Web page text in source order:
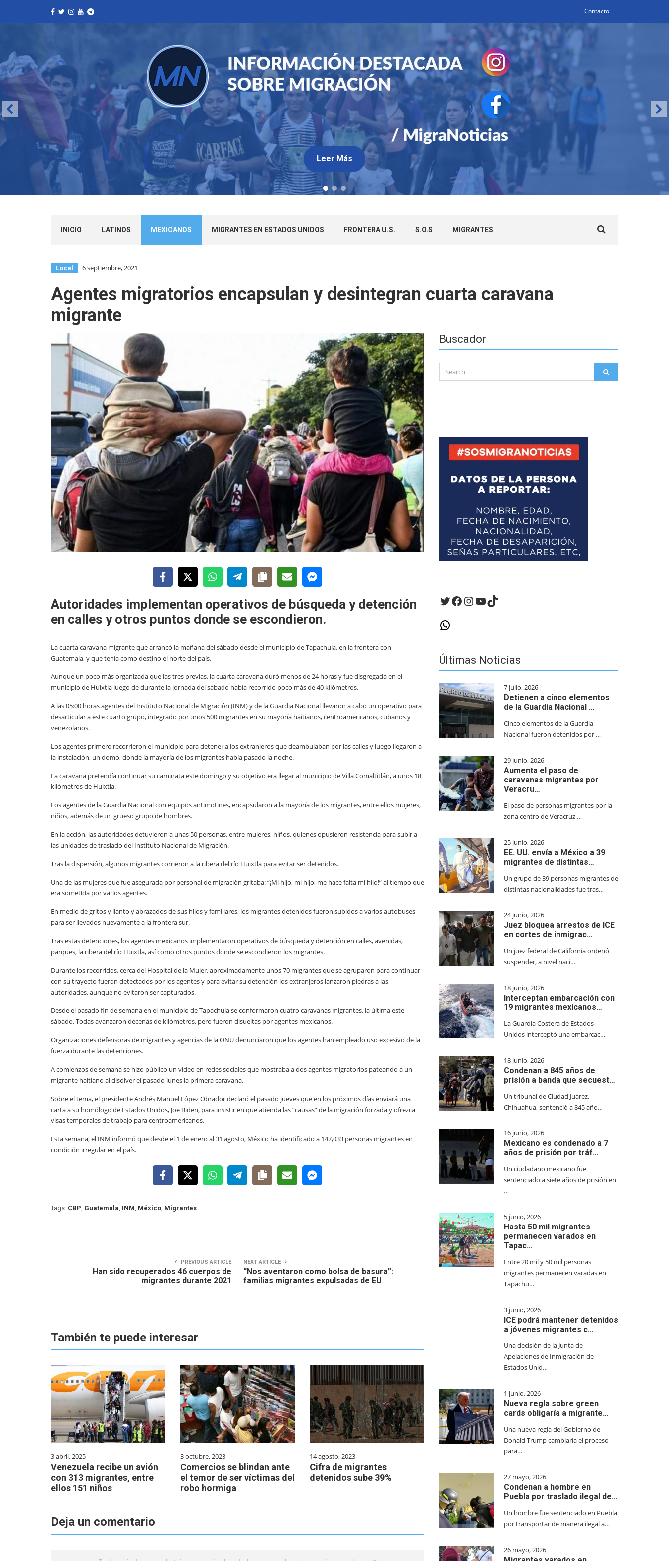
Contacto
Leer Más
INICIO LATINOS MEXICANOS MIGRANTES EN ESTADOS UNIDOS FRONTERA U.S. S.O.S MIGRANTES
for:
Local 6 septiembre, 2021
Agentes migratorios encapsulan y desintegran cuarta caravana
migrante
Autoridades implementan operativos de búsqueda y detención
en calles y otros puntos donde se escondieron.
La cuarta caravana migrante que arrancó la mañana del sábado desde el municipio de Tapachula, en la frontera con
Guatemala, y que tenía como destino el norte del país.
Aunque un poco más organizada que las tres previas, la cuarta caravana duró menos de 24 horas y fue disgregada en el
municipio de Huixtla luego de durante la jornada del sábado había recorrido poco más de 40 kilómetros.
A las 05:00 horas agentes del Instituto Nacional de Migración (INM) y de la Guardia Nacional llevaron a cabo un operativo para
desarticular a este cuarto grupo, integrado por unos 500 migrantes en su mayoría haitianos, centroamericanos, cubanos y
venezolanos.
Los agentes primero recorrieron el municipio para detener a los extranjeros que deambulaban por las calles y luego llegaron a
la instalación, un domo, donde la mayoría de los migrantes había pasado la noche.
La caravana pretendía continuar su caminata este domingo y su objetivo era llegar al municipio de Villa Comaltitlán, a unos 18
kilómetros de Huixtla.
Los agentes de la Guardia Nacional con equipos antimotines, encapsularon a la mayoría de los migrantes, entre ellos mujeres,
niños, además de un grueso grupo de hombres.
En la acción, las autoridades detuvieron a unas 50 personas, entre mujeres, niños, quienes opusieron resistencia para subir a
las unidades de traslado del Instituto Nacional de Migración.
Tras la dispersión, algunos migrantes corrieron a la ribera del río Huixtla para evitar ser detenidos.
Una de las mujeres que fue asegurada por personal de migración gritaba: “¡Mi hijo, mi hijo, me hace falta mi hijo!” al tiempo que
era sometida por varios agentes.
En medio de gritos y llanto y abrazados de sus hijos y familiares, los migrantes detenidos fueron subidos a varios autobuses
para ser llevados nuevamente a la frontera sur.
Tras estas detenciones, los agentes mexicanos implementaron operativos de búsqueda y detención en calles, avenidas,
parques, la ribera del río Huixtla, así como otros puntos donde se escondieron los migrantes.
Durante los recorridos, cerca del Hospital de la Mujer, aproximadamente unos 70 migrantes que se agruparon para continuar
con su trayecto fueron detectados por los agentes y para evitar su detención los extranjeros lanzaron piedras a las
autoridades, aunque no evitaron ser capturados.
Desde el pasado fin de semana en el municipio de Tapachula se conformaron cuatro caravanas migrantes, la última este
sábado. Todas avanzaron decenas de kilómetros, pero fueron disueltas por agentes mexicanos.
Organizaciones defensoras de migrantes y agencias de la ONU denunciaron que los agentes han empleado uso excesivo de la
fuerza durante las detenciones.
A comienzos de semana se hizo público un video en redes sociales que mostraba a dos agentes migratorios pateando a un
migrante haitiano al disolver el pasado lunes la primera caravana.
Sobre el tema, el presidente Andrés Manuel López Obrador declaró el pasado jueves que en los próximos días enviará una
carta a su homólogo de Estados Unidos, Joe Biden, para insistir en que atienda las “causas” de la migración forzada y ofrezca
visas temporales de trabajo para centroamericanos.
Esta semana, el INM informó que desde el 1 de enero al 31 agosto, México ha identificado a 147,033 personas migrantes en
condición irregular en el país.
Tags: CBP Guatemala INM México Migrantes
PREVIOUS ARTICLE
Han sido recuperados 46 cuerpos de
migrantes durante 2021
NEXT ARTICLE
“Nos aventaron como bolsa de basura”:
familias migrantes expulsadas de EU
También te puede interesar
3 abril, 2025
Venezuela recibe un avión
con 313 migrantes, entre
ellos 151 niños
3 octubre, 2023
Comercios se blindan ante
el temor de ser víctimas del
robo hormiga
14 agosto, 2023
Cifra de migrantes
detenidos sube 39%
Deja un comentario
Buscador
for:
Twitter
Facebook
Instagram
YouTube
TikTok
WhatsApp
Últimas Noticias
7 julio, 2026
Detienen a cinco elementos
de la Guardia Nacional …
Cinco elementos de la Guardia
Nacional fueron detenidos por …
29 junio, 2026
Aumenta el paso de
caravanas migrantes por
Veracru…
El paso de personas migrantes por la
zona centro de Veracruz …
25 junio, 2026
EE. UU. envía a México a 39
migrantes de distintas…
Un grupo de 39 personas migrantes de
distintas nacionalidades fue tras…
24 junio, 2026
Juez bloquea arrestos de ICE
en cortes de inmigrac…
Un juez federal de California ordenó
suspender, a nivel naci…
18 junio, 2026
Interceptan embarcación con
19 migrantes mexicanos…
La Guardia Costera de Estados
Unidos interceptó una embarcac…
18 junio, 2026
Condenan a 845 años de
prisión a banda que secuest…
Un tribunal de Ciudad Juárez,
Chihuahua, sentenció a 845 año…
16 junio, 2026
Mexicano es condenado a 7
años de prisión por tráf…
Un ciudadano mexicano fue
sentenciado a siete años de prisión en
…
5 junio, 2026
Hasta 50 mil migrantes
permanecen varados en
Tapac…
Entre 20 mil y 50 mil personas
migrantes permanecen varadas en
Tapachu…
3 junio, 2026
ICE podrá mantener detenidos
a jóvenes migrantes c…
Una decisión de la Junta de
Apelaciones de Inmigración de
Estados Unid…
1 junio, 2026
Nueva regla sobre green
cards obligaría a migrante…
Una nueva regla del Gobierno de
Donald Trump cambiaría el proceso
para…
27 mayo, 2026
Condenan a hombre en
Puebla por traslado ilegal de…
Un hombre fue sentenciado en Puebla
por transportar de manera ilegal a…
26 mayo, 2026